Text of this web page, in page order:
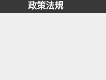
政策法規